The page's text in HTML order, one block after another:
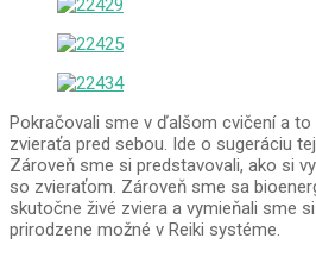
Pokračovali sme v ďalšom cvičení a
zvieraťa pred sebou. Ide o sugeráciu
Zároveň sme si predstavovali, ako si
so zvieraťom. Zároveň sme sa
skutočne živé zviera a vymieňali sme
prirodzene možné v Reiki systéme.